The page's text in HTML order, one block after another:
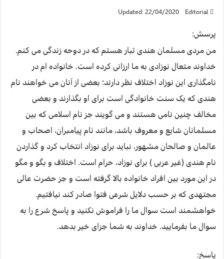
Editorial
Updated: 22/04/2020
پرسش:
من مردی مسلمان هندی تبار هستم که در دوحه زندگی می کنم.
خداوند متعال نوزادی به ما ارزانی کرده است. خانواده ام در
نامگذاری این نوزاد اختلاف نظر دارند؛ بعضی از آنان می خواهند نام
هندی که یک سنت خانوادگی است برای او بگذارند و بعضی
مخالف چنین نامی هستند و می گویند جز نام اسلامی که بین
مسلمانان شایع و معروف باشد، مانند نام پیامبران، اصحاب و
عالمان و صالحان مشهور، نباید برای نوزاد انتخاب کرد و گذاردن
نام هندی (غیر عربی ) برای نوزاد، حرام است. اختلاف و بگو و مگو
در این مورد بین افراد خانواده بالا گرفته است و جز حضرت عالی
مجتهدی که بر حسب دلایل شرعی فتوا صادر کند نیافتیم.
خواهشمند است سوال ما را فراموش نکنید و پاسخ شرع را به
سوال ما بفرمایید. خداوند به شما جزای خیر بدهد.
پاسخ: